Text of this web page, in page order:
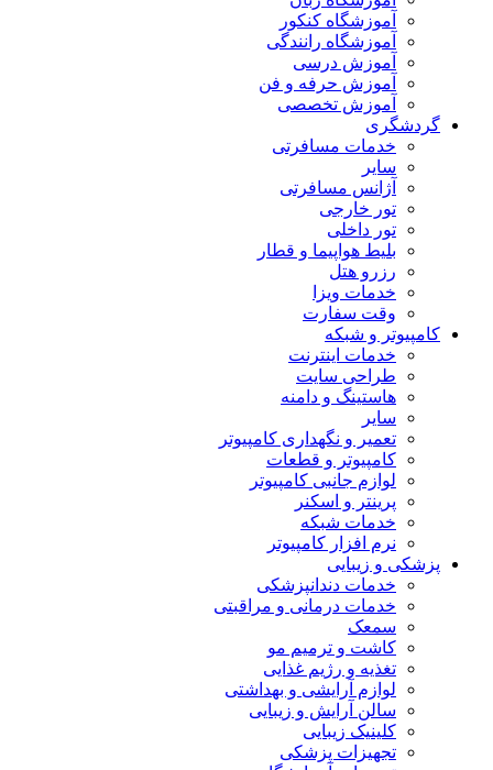
آموزشگاه کنکور
آموزشگاه رانندگی
آموزش درسی
آموزش حرفه و فن
آموزش تخصصی
گردشگری
خدمات مسافرتی
سایر
آژانس مسافرتی
تور خارجی
تور داخلی
بلیط هواپیما و قطار
رزرو هتل
خدمات ویزا
وقت سفارت
کامپیوتر و شبکه
خدمات اینترنت
طراحی سایت
هاستینگ و دامنه
سایر
تعمیر و نگهداری کامپیوتر
کامپیوتر و قطعات
لوازم جانبی کامپیوتر
پرینتر و اسکنر
خدمات شبکه
نرم افزار کامپیوتر
پزشکی و زیبایی
خدمات دندانپزشکی
خدمات درمانی و مراقبتی
سمعک
کاشت و ترمیم مو
تغذیه و رژیم غذایی
لوازم آرایشی و بهداشتی
سالن آرایش و زیبایی
کلینیک زیبایی
تجهیزات پزشکی